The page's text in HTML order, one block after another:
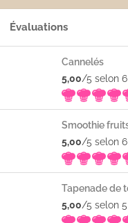
Évaluations
Cannelés
5,00/5 selon 6
5,00/5 selon 6
5,00/5 selon 5